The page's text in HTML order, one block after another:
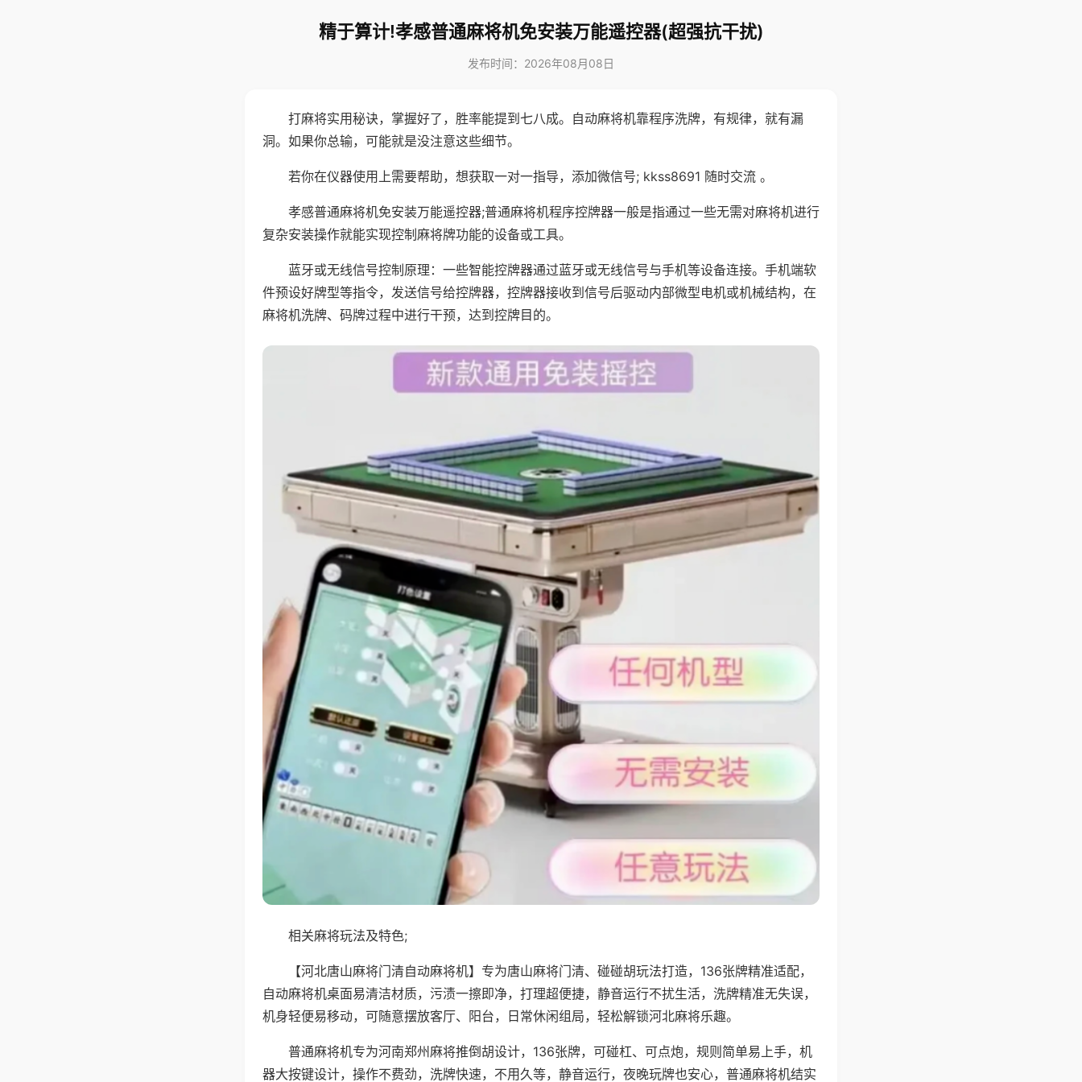
精于算计!孝感普通麻将机免安装万能遥控器(超强抗干扰)
发布时间：2026年08月08日
打麻将实用秘诀，掌握好了，胜率能提到七八成。自动麻将机靠程序洗牌，有规律，就有漏
洞。如果你总输，可能就是没注意这些细节。
若你在仪器使用上需要帮助，想获取一对一指导，添加微信号; kkss8691 随时交流 。
孝感普通麻将机免安装万能遥控器;普通麻将机程序控牌器一般是指通过一些无需对麻将机进行
复杂安装操作就能实现控制麻将牌功能的设备或工具。
蓝牙或无线信号控制原理：一些智能控牌器通过蓝牙或无线信号与手机等设备连接。手机端软
件预设好牌型等指令，发送信号给控牌器，控牌器接收到信号后驱动内部微型电机或机械结构，在
麻将机洗牌、码牌过程中进行干预，达到控牌目的。
相关麻将玩法及特色;
【河北唐山麻将门清自动麻将机】专为唐山麻将门清、碰碰胡玩法打造，136张牌精准适配，
自动麻将机桌面易清洁材质，污渍一擦即净，打理超便捷，静音运行不扰生活，洗牌精准无失误，
机身轻便易移动，可随意摆放客厅、阳台，日常休闲组局，轻松解锁河北麻将乐趣。
普通麻将机专为河南郑州麻将推倒胡设计，136张牌，可碰杠、可点炮，规则简单易上手，机
器大按键设计，操作不费劲，洗牌快速，不用久等，静音运行，夜晚玩牌也安心，普通麻将机结实